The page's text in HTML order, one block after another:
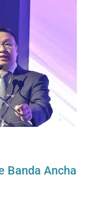
Banda Ancha